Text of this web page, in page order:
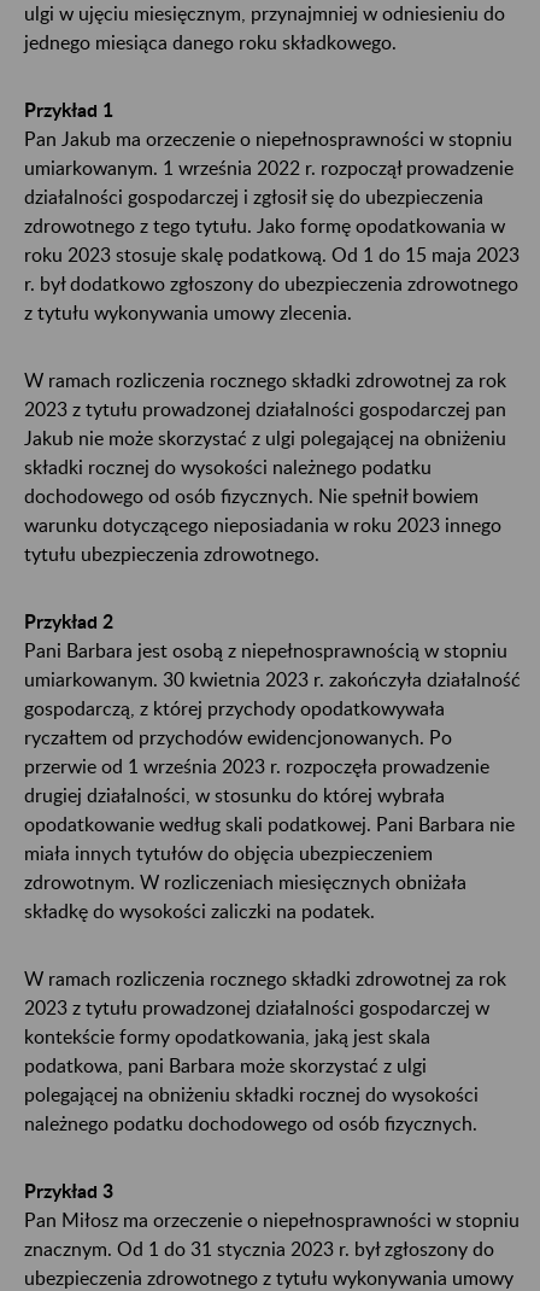
ulgi w ujęciu miesięcznym, przynajmniej w odniesieniu do
jednego miesiąca danego roku składkowego.
Przykład 1
Pan Jakub ma orzeczenie o niepełnosprawności w stopniu
umiarkowanym. 1 września 2022 r. rozpoczął prowadzenie
działalności gospodarczej i zgłosił się do ubezpieczenia
zdrowotnego z tego tytułu. Jako formę opodatkowania w
roku 2023 stosuje skalę podatkową. Od 1 do 15 maja 2023
r. był dodatkowo zgłoszony do ubezpieczenia zdrowotnego
z tytułu wykonywania umowy zlecenia.
W ramach rozliczenia rocznego składki zdrowotnej za rok
2023 z tytułu prowadzonej działalności gospodarczej pan
Jakub nie może skorzystać z ulgi polegającej na obniżeniu
składki rocznej do wysokości należnego podatku
dochodowego od osób fizycznych. Nie spełnił bowiem
warunku dotyczącego nieposiadania w roku 2023 innego
tytułu ubezpieczenia zdrowotnego.
Przykład 2
Pani Barbara jest osobą z niepełnosprawnością w stopniu
umiarkowanym. 30 kwietnia 2023 r. zakończyła działalność
gospodarczą, z której przychody opodatkowywała
ryczałtem od przychodów ewidencjonowanych. Po
przerwie od 1 września 2023 r. rozpoczęła prowadzenie
drugiej działalności, w stosunku do której wybrała
opodatkowanie według skali podatkowej. Pani Barbara nie
miała innych tytułów do objęcia ubezpieczeniem
zdrowotnym. W rozliczeniach miesięcznych obniżała
składkę do wysokości zaliczki na podatek.
W ramach rozliczenia rocznego składki zdrowotnej za rok
2023 z tytułu prowadzonej działalności gospodarczej w
kontekście formy opodatkowania, jaką jest skala
podatkowa, pani Barbara może skorzystać z ulgi
polegającej na obniżeniu składki rocznej do wysokości
należnego podatku dochodowego od osób fizycznych.
Przykład 3
Pan Miłosz ma orzeczenie o niepełnosprawności w stopniu
znacznym. Od 1 do 31 stycznia 2023 r. był zgłoszony do
ubezpieczenia zdrowotnego z tytułu wykonywania umowy